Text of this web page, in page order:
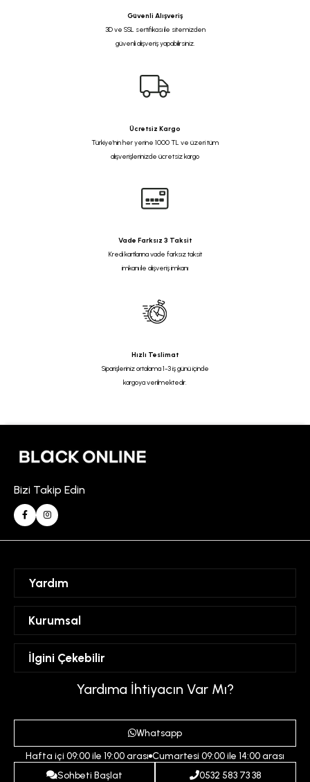
Güvenli Alışveriş
3D ve SSL sertifikası ile sitemizden
güvenli alışveriş yapabilirsiniz.
Ücretsiz Kargo
Türkiye'nin her yerine 1000 TL ve üzeri tüm
alışverişlerinizde ücretsiz kargo
Vade Farksız 3 Taksit
Kredi kartlarına vade farksız taksit
imkanı ile alışveriş imkanı
Hızlı Teslimat
Siparişleriniz ortalama 1-3 iş günü içinde
kargoya verilmektedir.
Bizi Takip Edin
Yardım
Hesabım
Favorilerim
Kurumsal
Mesafeli Satış Sözleşmesi
Üyelik Sözleşmesi
Gizlilik ve Güvenlik Politikası
Ödeme ve Teslimat Koşulları
İptal ve İade Koşulları
İlgini Çekebilir
İndirim
Yardıma İhtiyacın Var Mı?
Whatsapp
Hafta içi 09:00 ile 19:00 arası Cumartesi 09:00 ile 14:00 arası
Sohbeti Başlat
0532 583 73 38